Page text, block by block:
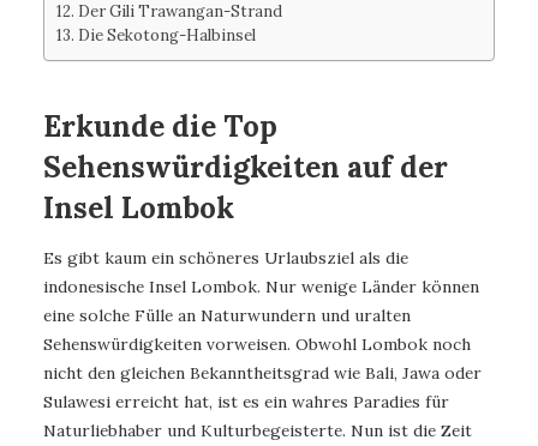
Der Gili Trawangan-Strand
Die Sekotong-Halbinsel
Erkunde die Top
Sehenswürdigkeiten auf der
Insel Lombok
Es gibt kaum ein schöneres Urlaubsziel als die
indonesische Insel Lombok. Nur wenige Länder können
eine solche Fülle an Naturwundern und uralten
Sehenswürdigkeiten vorweisen. Obwohl Lombok noch
nicht den gleichen Bekanntheitsgrad wie Bali, Jawa oder
Sulawesi erreicht hat, ist es ein wahres Paradies für
Naturliebhaber und Kulturbegeisterte. Nun ist die Zeit